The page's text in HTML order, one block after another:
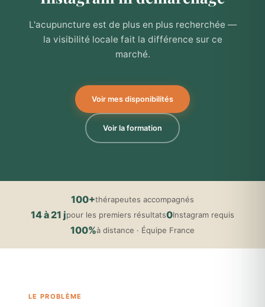
L'acupuncture est de plus en plus recherchée —
la visibilité locale fait la différence sur ce
marché.
Voir mes disponibilités
Voir la formation
100+thérapeutes accompagnés
14 à 21 jpour les premiers résultats0Instagram requis
100%à distance · Équipe France
LE PROBLÈME